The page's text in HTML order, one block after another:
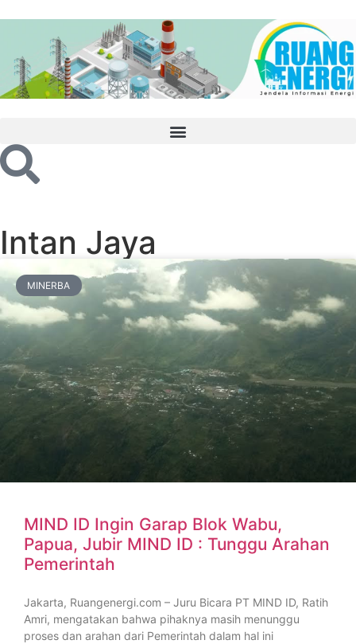
Intan Jaya
MINERBA
MIND ID Ingin Garap Blok Wabu,
Papua, Jubir MIND ID : Tunggu Arahan
Pemerintah
Jakarta, Ruangenergi.com – Juru Bicara PT MIND ID, Ratih
Amri, mengatakan bahwa pihaknya masih menunggu
proses dan arahan dari Pemerintah dalam hal ini